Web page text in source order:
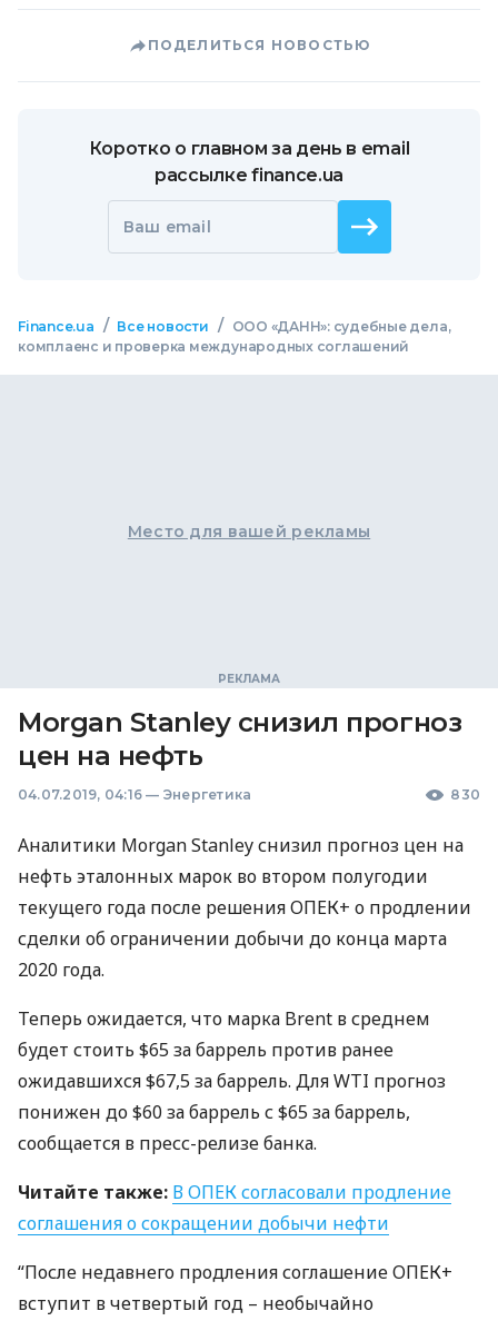
ПОДЕЛИТЬСЯ НОВОСТЬЮ
Коротко о главном за день в email
рассылке finance.ua
Ваш email
Finance.ua / Все новости /
ООО «ДАНН»: судебные дела,
комплаенс и проверка международных соглашений
Место для вашей рекламы
Morgan Stanley снизил прогноз
цен на нефть
04.07.2019, 04:16 — Энергетика 830
Аналитики Morgan Stanley снизил прогноз цен на
нефть эталонных марок во втором полугодии
текущего года после решенияОПЕК+ о продлении
сделки об ограничении добычи до конца марта
2020 года.
Теперь ожидается, что марка Brent в среднем
будет стоить $65 за баррель против ранее
ожидавшихся $67,5 за баррель. ДляWTI прогноз
понижен до $60 за баррель с $65 за баррель,
сообщается в пресс-релизе банка.
Читайте также: ВОПЕКсогласовали продление
соглашения о сокращении добычи нефти
“После недавнего продления соглашениеОПЕК+
вступит в четвертый год – необычайно